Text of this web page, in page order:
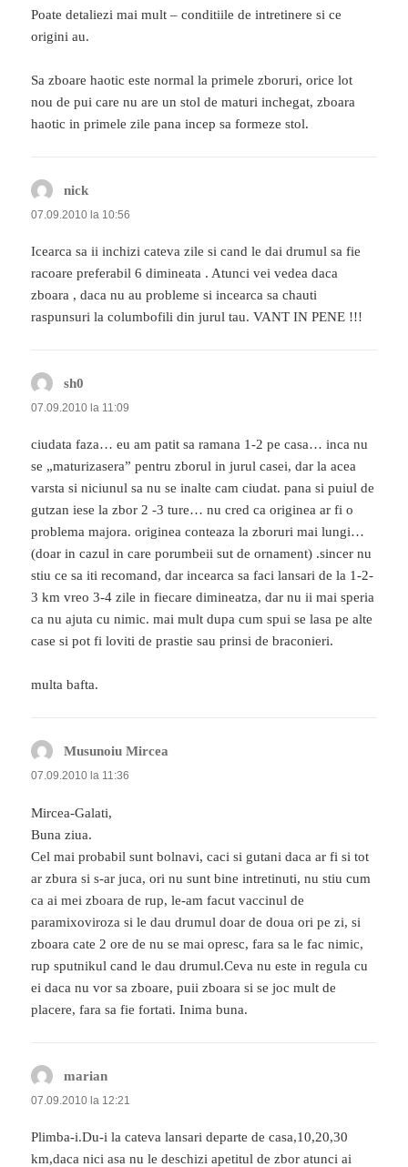
Poate detaliezi mai mult – conditiile de intretinere si ce
origini au.
Sa zboare haotic este normal la primele zboruri, orice lot
nou de pui care nu are un stol de maturi inchegat, zboara
haotic in primele zile pana incep sa formeze stol.
nick
07.09.2010 la 10:56
Icearca sa ii inchizi cateva zile si cand le dai drumul sa fie
racoare preferabil 6 dimineata . Atunci vei vedea daca
zboara , daca nu au probleme si incearca sa chauti
raspunsuri la columbofili din jurul tau. VANT IN PENE !!!
sh0
07.09.2010 la 11:09
ciudata faza… eu am patit sa ramana 1-2 pe casa… inca nu
se „maturizasera” pentru zborul in jurul casei, dar la acea
varsta si niciunul sa nu se inalte cam ciudat. pana si puiul de
gutzan iese la zbor 2 -3 ture… nu cred ca originea ar fi o
problema majora. originea conteaza la zboruri mai lungi…
(doar in cazul in care porumbeii sut de ornament) .sincer nu
stiu ce sa iti recomand, dar incearca sa faci lansari de la 1-2-
3 km vreo 3-4 zile in fiecare dimineatza, dar nu ii mai speria
ca nu ajuta cu nimic. mai mult dupa cum spui se lasa pe alte
case si pot fi loviti de prastie sau prinsi de braconieri.
multa bafta.
Musunoiu Mircea
07.09.2010 la 11:36
Mircea-Galati,
Buna ziua.
Cel mai probabil sunt bolnavi, caci si gutani daca ar fi si tot
ar zbura si s-ar juca, ori nu sunt bine intretinuti, nu stiu cum
ca ai mei zboara de rup, le-am facut vaccinul de
paramixoviroza si le dau drumul doar de doua ori pe zi, si
zboara cate 2 ore de nu se mai opresc, fara sa le fac nimic,
rup sputnikul cand le dau drumul.Ceva nu este in regula cu
ei daca nu vor sa zboare, puii zboara si se joc mult de
placere, fara sa fie fortati. Inima buna.
marian
07.09.2010 la 12:21
Plimba-i.Du-i la cateva lansari departe de casa,10,20,30
km,daca nici asa nu le deschizi apetitul de zbor atunci ai